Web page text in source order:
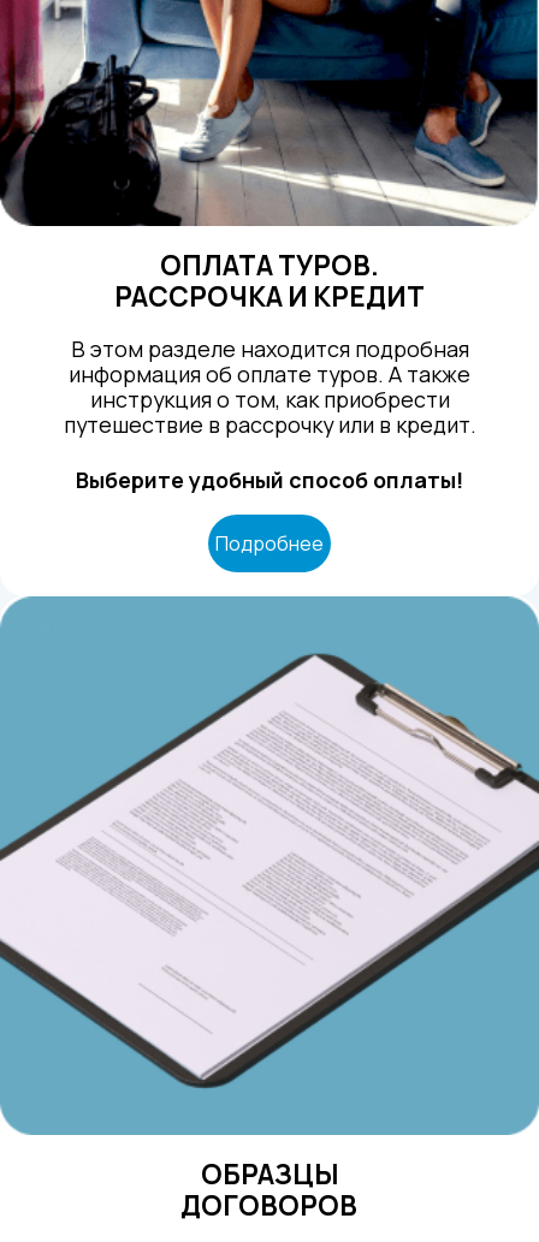
ОПЛАТА ТУРОВ.
РАССРОЧКА И КРЕДИТ
В этом разделе находится подробная
информация об оплате туров. А также
инструкция о том, как приобрести
путешествие в рассрочку или в кредит.
Выберите удобный способ оплаты!
Подробнее
ОБРАЗЦЫ
ДОГОВОРОВ